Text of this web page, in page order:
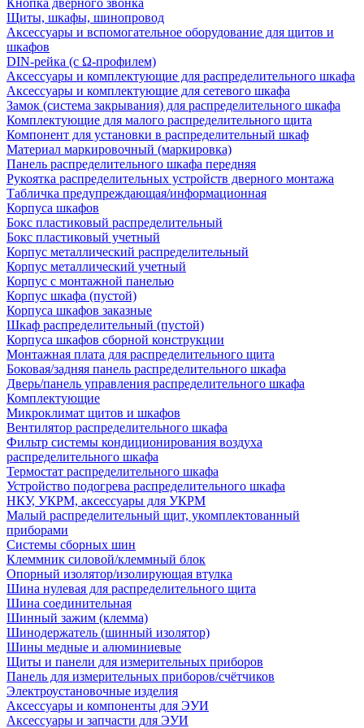
Кнопка дверного звонка
Щиты, шкафы, шинопровод
Аксессуары и вспомогательное оборудование для щитов и
шкафов
DIN-рейка (с Ω-профилем)
Аксессуары и комплектующие для распределительного шкафа
Аксессуары и комплектующие для сетевого шкафа
Замок (система закрывания) для распределительного шкафа
Комплектующие для малого распределительного щита
Компонент для установки в распределительный шкаф
Материал маркировочный (маркировка)
Панель распределительного шкафа передняя
Рукоятка распределительных устройств дверного монтажа
Табличка предупреждающая/информационная
Корпуса шкафов
Бокс пластиковый распределительный
Бокс пластиковый учетный
Корпус металлический распределительный
Корпус металлический учетный
Корпус с монтажной панелью
Корпус шкафа (пустой)
Корпуса шкафов заказные
Шкаф распределительный (пустой)
Корпуса шкафов сборной конструкции
Монтажная плата для распределительного щита
Боковая/задняя панель распределительного шкафа
Дверь/панель управления распределительного шкафа
Комплектующие
Микроклимат щитов и шкафов
Вентилятор распределительного шкафа
Фильтр системы кондиционирования воздуха
распределительного шкафа
Термостат распределительного шкафа
Устройство подогрева распределительного шкафа
НКУ, УКРМ, аксессуары для УКРМ
Малый распределительный щит, укомплектованный
приборами
Системы сборных шин
Клеммник силовой/клеммный блок
Опорный изолятор/изолирующая втулка
Шина нулевая для распределительного щита
Шина соединительная
Шинный зажим (клемма)
Шинодержатель (шинный изолятор)
Шины медные и алюминиевые
Щиты и панели для измерительных приборов
Панель для измерительных приборов/счётчиков
Электроустановочные изделия
Аксессуары и компоненты для ЭУИ
Аксессуары и запчасти для ЭУИ